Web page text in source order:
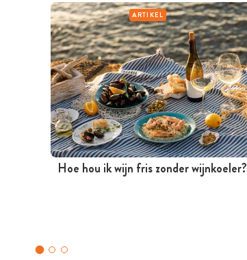
ARTIKEL
Hoe hou ik wijn fris zonder wijnkoeler?